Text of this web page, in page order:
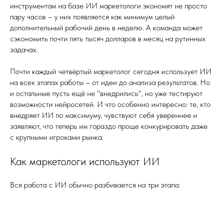
инструментам на базе ИИ маркетологи экономят не просто
пару часов – у них появляется как минимум целый
дополнительный рабочий день в неделю. А команда может
сэкономить почти пять тысяч долларов в месяц на рутинных
задачах.
Почти каждый четвёртый маркетолог сегодня использует ИИ
на всех этапах работы – от идеи до анализа результатов. Но
и остальные пусть ещё не "внедрились", но уже тестируют
возможности нейросетей. И что особенно интересно: те, кто
внедряет ИИ по максимуму, чувствуют себя увереннее и
заявляют, что теперь им гораздо проще конкурировать даже
с крупными игроками рынка.
Как маркетологи используют ИИ
Вся работа с ИИ обычно разбивается на три этапа: